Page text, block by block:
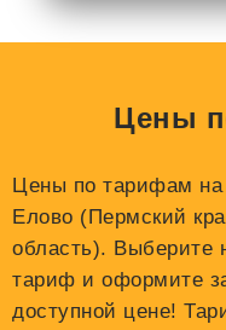
Цены
Цены по тарифам на
Елово (Пермский
область). Выберите
тариф и оформите
доступной цене!